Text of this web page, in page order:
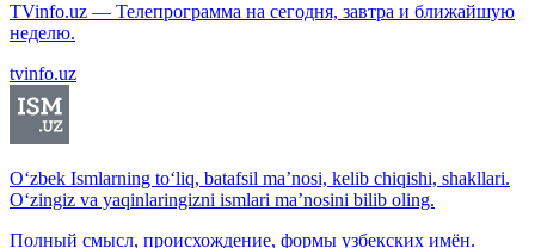
TVinfo.uz — Телепрограмма на сегодня, завтра и ближайшую
неделю.
tvinfo.uz
O‘zbek Ismlarning to‘liq, batafsil ma’nosi, kelib chiqishi, shakllari.
O‘zingiz va yaqinlaringizni ismlari ma’nosini bilib oling.
Полный смысл, происхождение, формы узбекских имён.